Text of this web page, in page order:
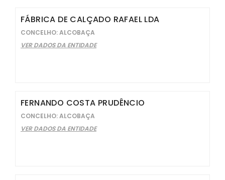
FÁBRICA DE CALÇADO RAFAEL LDA
CONCELHO: ALCOBAÇA
VER DADOS DA ENTIDADE
FERNANDO COSTA PRUDÊNCIO
CONCELHO: ALCOBAÇA
VER DADOS DA ENTIDADE